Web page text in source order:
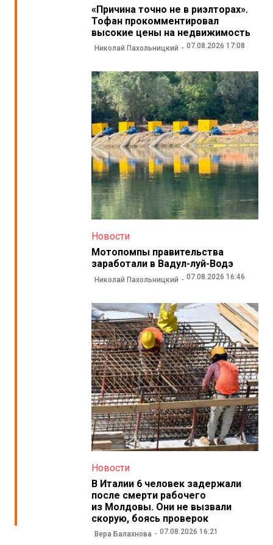
«Причина точно не в риэлторах».
Тофан прокомментировал
высокие цены на недвижимость
Николай Пахольницкий 07.08.2026 17:08
Новости
Мотопомпы правительства
заработали в Вадул-луй-Водэ
Николай Пахольницкий 07.08.2026 16:46
Новости
В Италии 6 человек задержали
после смерти рабочего
из Молдовы. Они не вызвали
скорую, боясь проверок
Вера Балахнова 07.08.2026 16:21